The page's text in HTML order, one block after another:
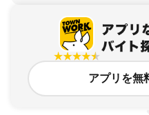
アプリを無